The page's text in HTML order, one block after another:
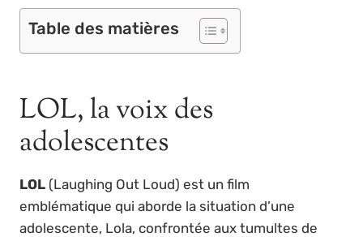
Table des matières
LOL, la voix des
adolescentes
LOL (Laughing Out Loud) est un film
emblématique qui aborde la situation d’une
adolescente, Lola, confrontée aux tumultes de